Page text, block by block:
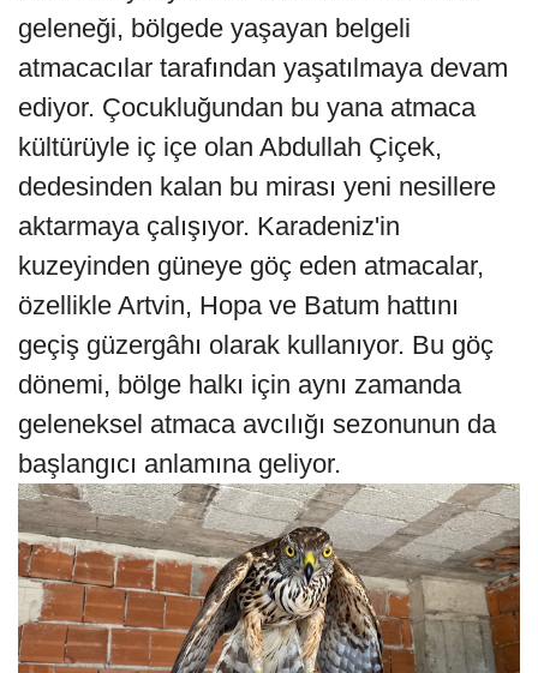
geleneği, bölgede yaşayan belgeli
atmacacılar tarafından yaşatılmaya devam
ediyor. Çocukluğundan bu yana atmaca
kültürüyle iç içe olan Abdullah Çiçek,
dedesinden kalan bu mirası yeni nesillere
aktarmaya çalışıyor. Karadeniz'in
kuzeyinden güneye göç eden atmacalar,
özellikle Artvin, Hopa ve Batum hattını
geçiş güzergâhı olarak kullanıyor. Bu göç
dönemi, bölge halkı için aynı zamanda
geleneksel atmaca avcılığı sezonunun da
başlangıcı anlamına geliyor.